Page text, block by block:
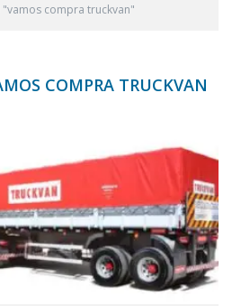
"vamos compra truckvan"
COMPRA TRUCKVAN